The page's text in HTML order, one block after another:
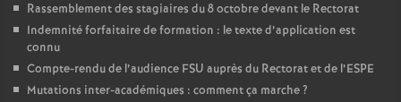
Rassemblement des stagiaires du 8 octobre devant le Rectorat
Indemnité forfaitaire de formation : le texte d’application est
connu
Compte-rendu de l’audience FSU auprès du Rectorat et de l’ESPE
Mutations inter-académiques : comment ça marche?